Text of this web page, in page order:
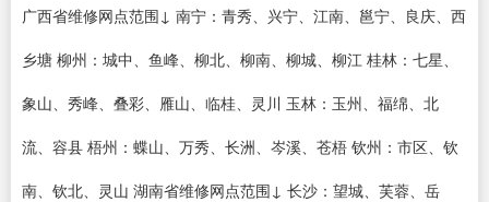
广西省维修网点范围↓ 南宁：青秀、兴宁、江南、邕宁、良庆、西
乡塘 柳州：城中、鱼峰、柳北、柳南、柳城、柳江 桂林：七星、
象山、秀峰、叠彩、雁山、临桂、灵川 玉林：玉州、福绵、北
流、容县 梧州：蝶山、万秀、长洲、岑溪、苍梧 钦州：市区、钦
南、钦北、灵山 湖南省维修网点范围↓ 长沙：望城、芙蓉、岳